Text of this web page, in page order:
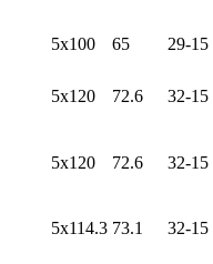
5x100 65 29-15
5x120 72.6 32-15
5x120 72.6 32-15
5x114.3 73.1 32-15